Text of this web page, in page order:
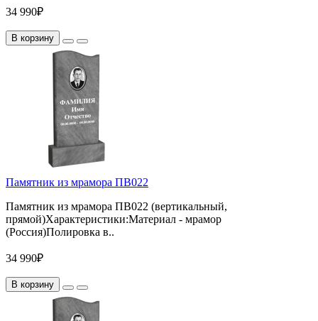
34 990₽
В корзину
Памятник из мрамора ПВ022
Памятник из мрамора ПВ022 (вертикальный,
прямой)Характеристики:Материал - мрамор
(Россия)Полировка в..
34 990₽
В корзину